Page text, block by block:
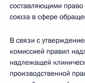
составляющими право
союза в сфере
В связи с
комиссией правил
надлежащей
производственной